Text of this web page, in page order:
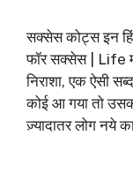
सक्सेस कोट्स इन
फॉर सक्सेस | Life
निराशा, एक ऐसी
कोई आ गया तो
ज़्यादातर लोग नये